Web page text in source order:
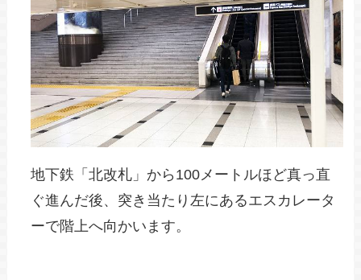
地下鉄「北改札」から100メートルほど真っ直
ぐ進んだ後、突き当たり左にあるエスカレータ
ーで階上へ向かいます。